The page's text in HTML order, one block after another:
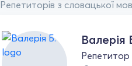
Репетиторів з словацької
Валерія
Репетитор